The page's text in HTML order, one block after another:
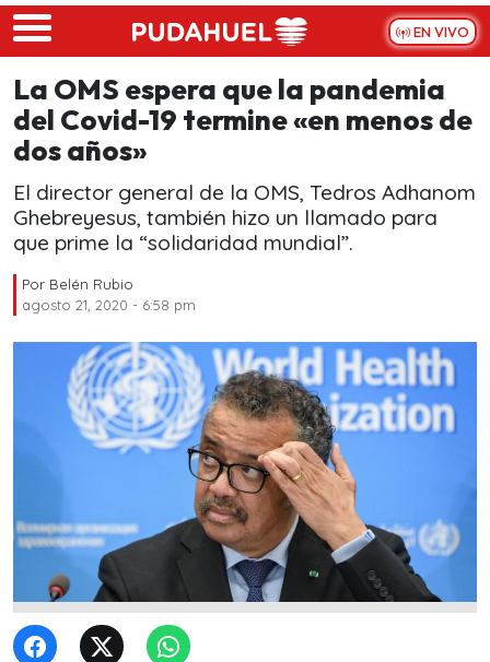
Skip to main content
EN VIVO
La OMS espera que la pandemia
del Covid-19 termine «en menos de
dos años»
El director general de la OMS, Tedros Adhanom
Ghebreyesus, también hizo un llamado para
que prime la “solidaridad mundial”.
Por Belén Rubio
agosto 21, 2020 - 6:58 pm